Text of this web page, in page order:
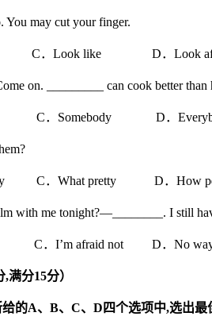
You may cut your finger.
．Look like D．Look
on. _________ can cook better than
．Somebody D．
C．What pretty D．How
with me tonight?—________. I still
．I’m afraid not D．No
,满分15分）
给的A、 B、 C、 D 四个选项中,选出最